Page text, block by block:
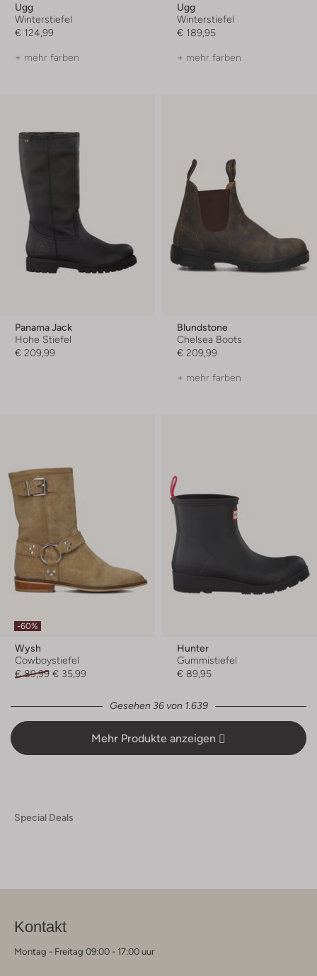
Ugg
Winterstiefel
€ 124,99
+ mehr farben
Ugg
Winterstiefel
€ 189,95
+ mehr farben
Panama Jack
Hohe Stiefel
€ 209,99
Blundstone
Chelsea Boots
€ 209,99
+ mehr farben
-60%
Wysh
Cowboystiefel
€ 89,99 € 35,99
Hunter
Gummistiefel
€ 89,95
Gesehen 36 von 1.639
Mehr Produkte anzeigen
Special Deals
Kontakt
Montag - Freitag 09:00 - 17:00 uur